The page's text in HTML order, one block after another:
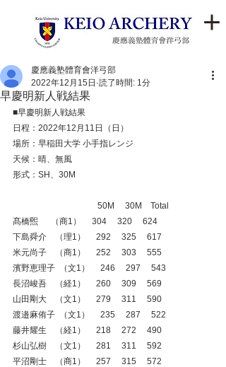
早慶明新人戦結果
慶應義塾體育會洋弓部
2022年12月15日 読了時間: 1分
■早慶明新人戦結果
日程：2022年12月11日（日）
場所：早稲田大学 小手指レンジ
天候：晴、無風
形式：SH、30M
50M　 30M　Total
髙橋煕      （商1）　 304　 320　 624
下島舜介    （理1）　 292　 325　 617
米元尚子    （商1）　 252　 303　 555
濱野恵理子  （文1）　 246　 297　 543
長沼峻吾    （経1）　 260　 309　 569
山田剛大    （文1）　 279　 311　 590
渡邉麻侑子  （文1）　 235　 287　 522
藤井耀生    （経1）　 218　 272　 490
杉山弘樹    （文1）　 281　 311　 592
平沼剛士    （商1）　 257　 315　 572